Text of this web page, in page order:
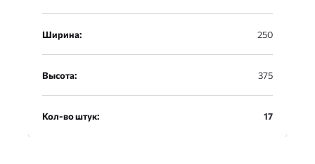
Ширина: 250
Высота: 375
Кол-во штук: 17